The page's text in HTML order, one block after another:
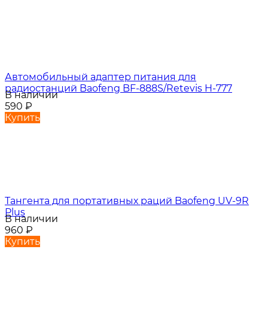
Автомобильный адаптер питания для
радиостанций Baofeng BF-888S/Retevis H-777
В наличии
590 ₽
Купить
Тангента для портативных раций Baofeng UV-9R
Plus
В наличии
960 ₽
Купить